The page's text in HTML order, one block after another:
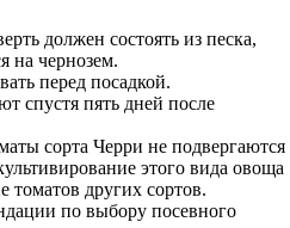
должен состоять из песка,
на чернозем.
перед посадкой.
спустя пять дней после
сорта Черри не подвергаются
этого вида овоща
томатов других сортов.
по выбору посевного